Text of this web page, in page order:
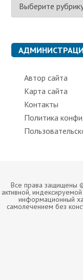
б
к
и
Автор сайта
Карта сайта
Контакты
Политика
Все права защищены
активной,
информационный
самолечением без